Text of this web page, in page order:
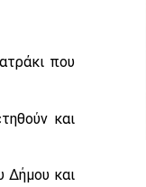
που
και
Δήμου και